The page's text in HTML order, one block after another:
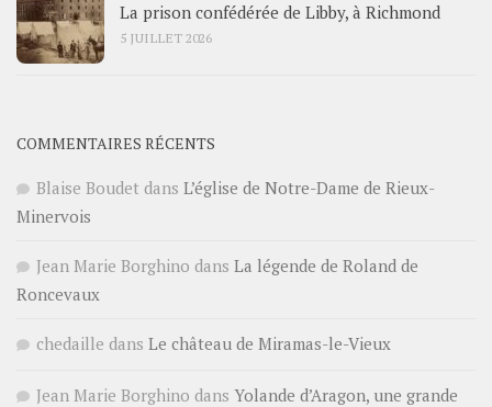
La prison confédérée de Libby, à Richmond
5 JUILLET 2026
COMMENTAIRES RÉCENTS
Blaise Boudet dans L’église de Notre-Dame de Rieux-
Minervois
Jean Marie Borghino dans La légende de Roland de
Roncevaux
chedaille dans Le château de Miramas-le-Vieux
Jean Marie Borghino dans Yolande d’Aragon, une grande